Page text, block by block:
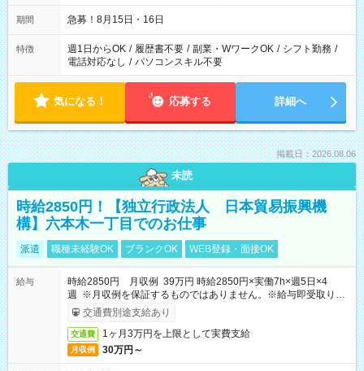
期間 急募！8月15日・16日
特徴 週1日からOK / 履歴書不要 / 副業・WワークOK / シフト勤務 /
電話対応なし / パソコンスキル不要
気になる！ 応募する 詳細へ
掲載日：2026.08.06
未読
時給2850円！【独立行政法人 日本貿易振興機
構】六本木一丁目でのお仕事
派遣 職種未経験OK ブランクOK WEB登録・面接OK
給与
時給2850円 月収例 39万円 時給2850円×実働7h×週5日×4
週 ※月収例を保証するものではありません。※給与即受取りサ
ービス利用可（利用条件有）
交通費別途支給あり
交通費 1ヶ月3万円を上限として実費支給
月収例 30万円～